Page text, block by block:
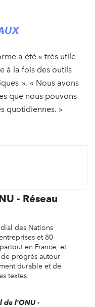
a été « très utile
à la fois des outils
». « Nous avons
que nous pouvons
quotidiennes. »
- Réseau
des Nations
et 80
en France, et
de progrès autour
durable et de
textes
de l'ONU -